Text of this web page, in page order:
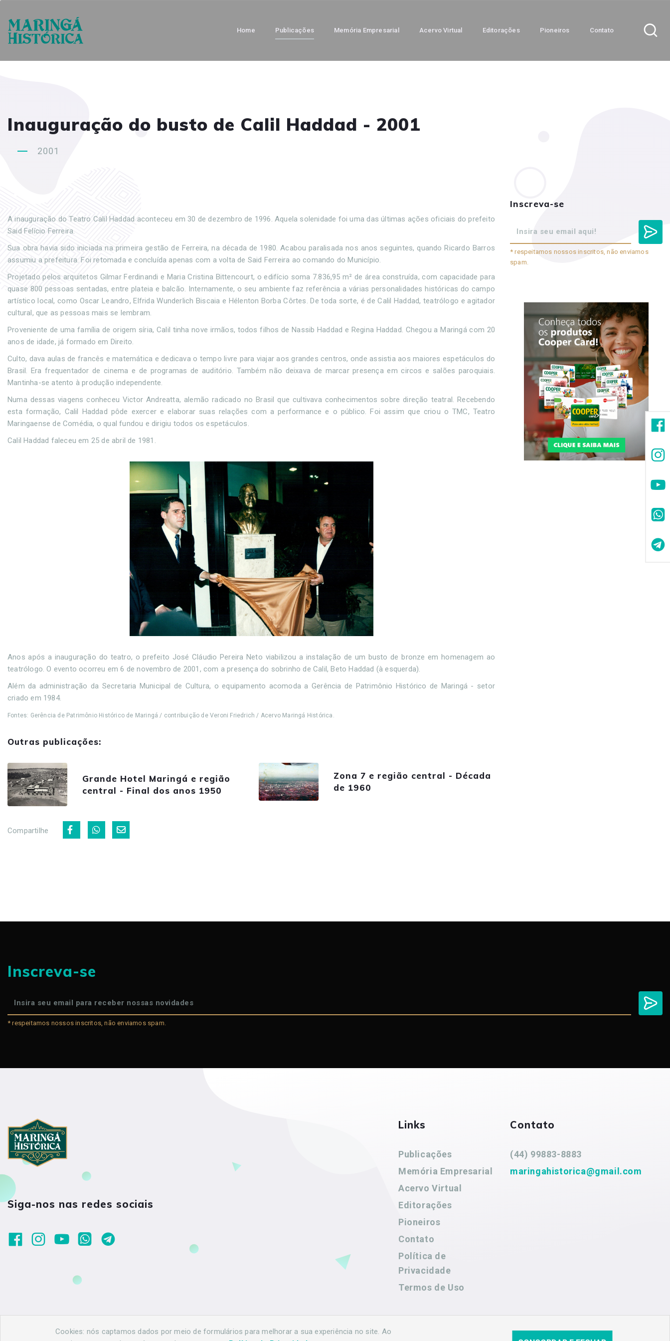
Home Publicações Memória Empresarial Acervo Virtual Editorações Pioneiros Contato
Inauguração do busto de Calil Haddad - 2001
2001
A inauguração do Teatro Calil Haddad aconteceu em 30 de dezembro de 1996. Aquela solenidade foi uma das últimas ações oficiais do prefeito
Said Felício Ferreira.
Sua obra havia sido iniciada na primeira gestão de Ferreira, na década de 1980. Acabou paralisada nos anos seguintes, quando Ricardo Barros
assumiu a prefeitura. Foi retomada e concluída apenas com a volta de Said Ferreira ao comando do Município.
Projetado pelos arquitetos Gilmar Ferdinandi e Maria Cristina Bittencourt, o edifício soma 7.836,95 m² de área construída, com capacidade para
quase 800 pessoas sentadas, entre plateia e balcão. Internamente, o seu ambiente faz referência a várias personalidades históricas do campo
artístico local, como Oscar Leandro, Elfrida Wunderlich Biscaia e Hélenton Borba Côrtes. De toda sorte, é de Calil Haddad, teatrólogo e agitador
cultural, que as pessoas mais se lembram.
Proveniente de uma família de origem síria, Calil tinha nove irmãos, todos filhos de Nassib Haddad e Regina Haddad. Chegou a Maringá com 20
anos de idade, já formado em Direito.
Culto, dava aulas de francês e matemática e dedicava o tempo livre para viajar aos grandes centros, onde assistia aos maiores espetáculos do
Brasil. Era frequentador de cinema e de programas de auditório. Também não deixava de marcar presença em circos e salões paroquiais.
Mantinha-se atento à produção independente.
Numa dessas viagens conheceu Victor Andreatta, alemão radicado no Brasil que cultivava conhecimentos sobre direção teatral. Recebendo
esta formação, Calil Haddad pôde exercer e elaborar suas relações com a performance e o público. Foi assim que criou o TMC, Teatro
Maringaense de Comédia, o qual fundou e dirigiu todos os espetáculos.
Calil Haddad faleceu em 25 de abril de 1981.
Anos após a inauguração do teatro, o prefeito José Cláudio Pereira Neto viabilizou a instalação de um busto de bronze em homenagem ao
teatrólogo. O evento ocorreu em 6 de novembro de 2001, com a presença do sobrinho de Calil, Beto Haddad (à esquerda).
Além da administração da Secretaria Municipal de Cultura, o equipamento acomoda a Gerência de Patrimônio Histórico de Maringá - setor
criado em 1984.
Fontes: Gerência de Patrimônio Histórico de Maringá / contribuição de Veroni Friedrich / Acervo Maringá Histórica.
Outras publicações:
Grande Hotel Maringá e região
central - Final dos anos 1950
Zona 7 e região central - Década
de 1960
Compartilhe
Inscreva-se
* respeitamos nossos inscritos, não enviamos
spam.
Inscreva-se
* respeitamos nossos inscritos, não enviamos spam.
Siga-nos nas redes sociais
Links
Publicações
Memória Empresarial
Acervo Virtual
Editorações
Pioneiros
Contato
Política de
Privacidade
Termos de Uso
Contato
(44) 99883-8883
maringahistorica@gmail.com
Cookies: nós captamos dados por meio de formulários para melhorar a sua experiência no site. Ao